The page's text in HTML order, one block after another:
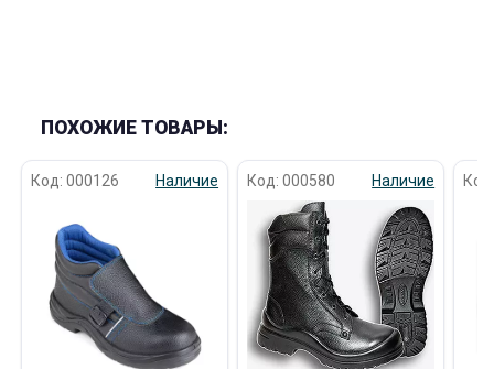
ПОХОЖИЕ ТОВАРЫ:
Код: 000126 Наличие Код: 000580 Наличие